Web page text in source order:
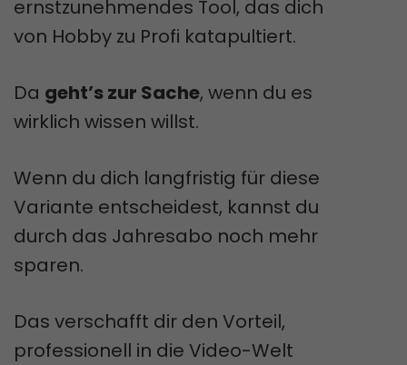
ernstzunehmendes Tool, das dich
von Hobby zu Profi katapultiert.
Da geht’s zur Sache, wenn du es
wirklich wissen willst.
Wenn du dich langfristig für diese
Variante entscheidest, kannst du
durch das Jahresabo noch mehr
sparen.
Das verschafft dir den Vorteil,
professionell in die Video-Welt